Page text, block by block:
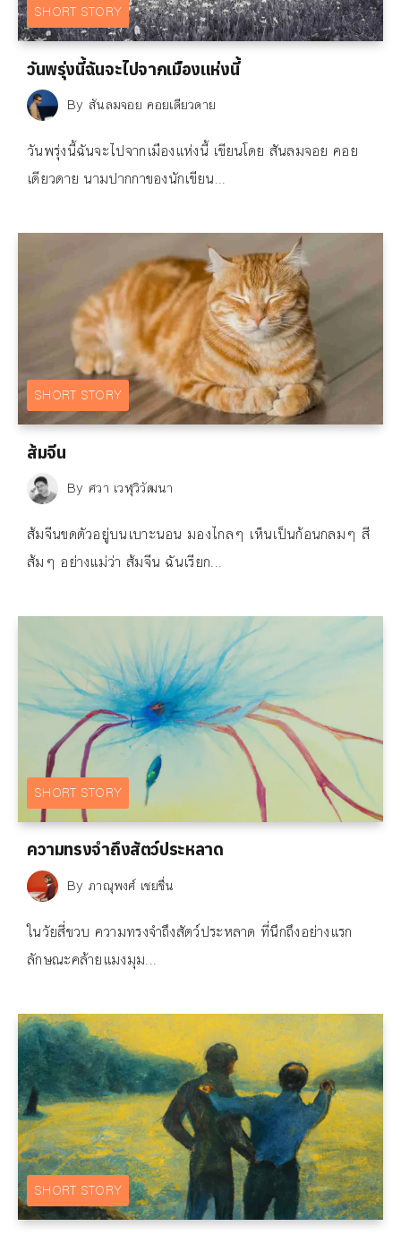
SHORT STORY
วันพรุ่งนี้ฉันจะไปจากเมืองแห่งนี้
By สันลมจอย คอยเดียวดาย
วันพรุ่งนี้ฉันจะไปจากเมืองแห่งนี้ เขียนโดย สันลมจอย คอย
เดียวดาย นามปากกาของนักเขียน...
SHORT STORY
ส้มจีน
By ศวา เวฬุวิวัฒนา
ส้มจีนขดตัวอยู่บนเบาะนอน มองไกลๆ เห็นเป็นก้อนกลมๆ สี
ส้มๆ อย่างแม่ว่า ส้มจีน ฉันเรียก...
SHORT STORY
ความทรงจำถึงสัตว์ประหลาด
By ภาณุพงศ์ เชยชื่น
ในวัยสี่ขวบ ความทรงจำถึงสัตว์ประหลาด ที่นึกถึงอย่างแรก
ลักษณะคล้ายแมงมุม...
SHORT STORY